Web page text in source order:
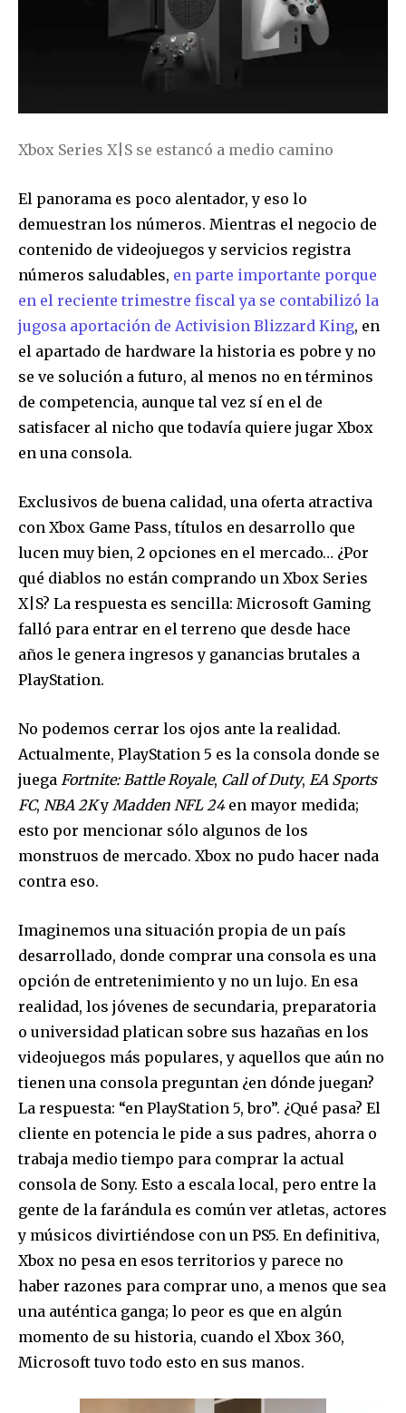
Únete a nuestra comunidad de
suscriptores y sé parte de la
conversación.
Para suscribirte, solo escribe tu dirección de correo eletrónico
y da click en el botón de "suscribir". No te preocupes,
respetamos tu privacidad y no enviaremos correo basura a tu
INBOX. Tu información está segura con nosotros.
SUSCRIBIR
Acepto la Política de Privacidad.
32,111 32,214 11,243
Xbox Series X|S se estancó a medio camino
El panorama es poco alentador, y eso lo
demuestran los números. Mientras el negocio de
contenido de videojuegos y servicios registra
números saludables, en parte importante porque
en el reciente trimestre fiscal ya se contabilizó la
jugosa aportación de Activision Blizzard King, en
el apartado de hardware la historia es pobre y no
se ve solución a futuro, al menos no en términos
de competencia, aunque tal vez sí en el de
satisfacer al nicho que todavía quiere jugar Xbox
en una consola.
Exclusivos de buena calidad, una oferta atractiva
con Xbox Game Pass, títulos en desarrollo que
lucen muy bien, 2 opciones en el mercado… ¿Por
qué diablos no están comprando un Xbox Series
X|S? La respuesta es sencilla: Microsoft Gaming
falló para entrar en el terreno que desde hace
años le genera ingresos y ganancias brutales a
PlayStation.
No podemos cerrar los ojos ante la realidad.
Actualmente, PlayStation 5 es la consola donde se
juega Fortnite: Battle Royale, Call of Duty, EA Sports
FC, NBA 2Ky Madden NFL 24en mayor medida;
esto por mencionar sólo algunos de los
monstruos de mercado. Xbox no pudo hacer nada
contra eso.
Imaginemos una situación propia de un país
desarrollado, donde comprar una consola es una
opción de entretenimiento y no un lujo. En esa
realidad, los jóvenes de secundaria, preparatoria
o universidad platican sobre sus hazañas en los
videojuegos más populares, y aquellos que aún no
tienen una consola preguntan ¿en dónde juegan?
La respuesta: “en PlayStation 5, bro”. ¿Qué pasa? El
cliente en potencia le pide a sus padres, ahorra o
trabaja medio tiempo para comprar la actual
consola de Sony. Esto a escala local, pero entre la
gente de la farándula es común ver atletas, actores
y músicos divirtiéndose con un PS5. En definitiva,
Xbox no pesa en esos territorios y parece no
haber razones para comprar uno, a menos que sea
una auténtica ganga; lo peor es que en algún
momento de su historia, cuando el Xbox 360,
Microsoft tuvo todo esto en sus manos.